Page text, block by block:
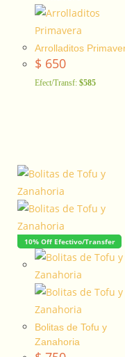
Arrolladitos
$ 650
Efect/Transf: $585
10% Off Efectivo/Transfer
Bolitas de Tofu y
Zanahoria